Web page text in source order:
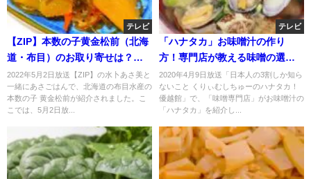
テレビ
【ZIP】本数の子黄金松前（北海
道・布目）のお取り寄せは？水
卜アナおすすめ！
2022年5月2日放送【ZIP】の水卜あさ美と
一緒にあさごはんで、北海道の布目水産の
本数の子 黄金松前が紹介されました。こ
こでは、5月2日放...
テレビ
「ハナタカ」お味噌汁の作り
方！専門店が教える味噌の選び
方？
2020年4月9日放送「日本人の3割しか知ら
ないこと くりぃむしちゅーのハナタカ！
優越館」で、「味噌専門店」がお味噌汁の
「ハナタカ」を紹介し...